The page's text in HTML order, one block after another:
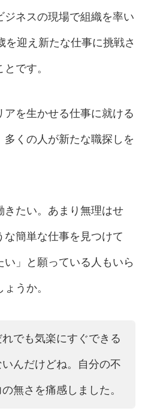
ネスの現場で組織を率い
を迎え新たな仕事に挑戦さ
です。
を生かせる仕事に就ける
くの人が新たな職探しを
きたい。あまり無理はせ
簡単な仕事を見つけて
い」と願っている人もいら
うか。
でも気楽にすぐできる
んだけどね。自分の不
無さを痛感しました。